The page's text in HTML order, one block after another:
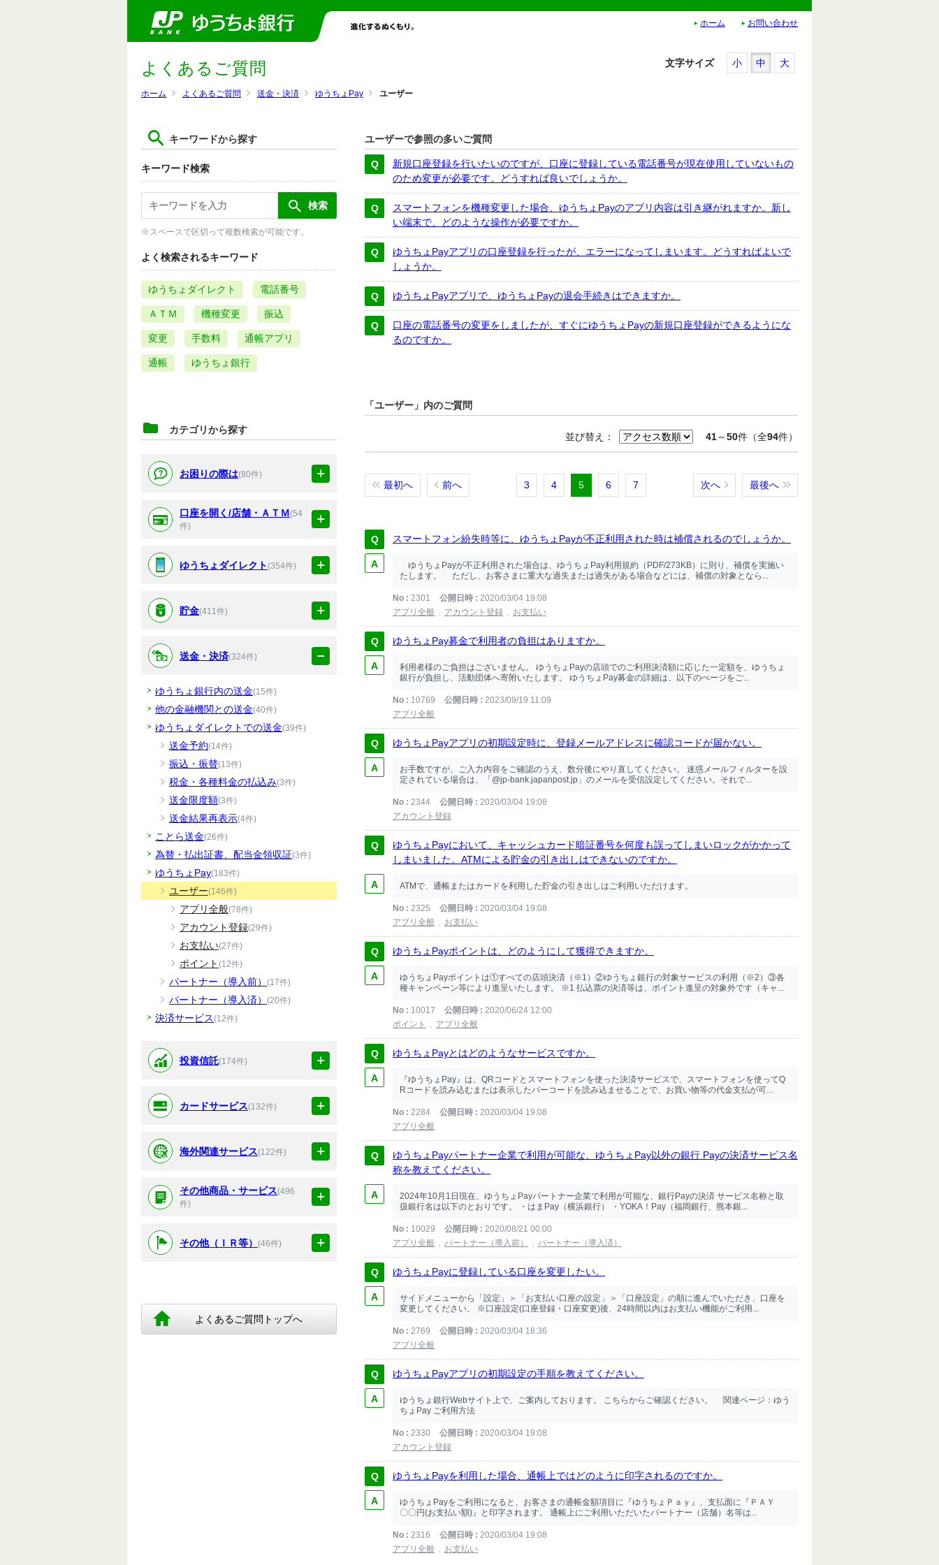
ホーム お問い合わせ
ホーム よくあるご質問 送金・決済 ゆうちょPay ユーザー
よくあるご質問
キーワードから探す
キーワード検索
※スペースで区切って複数検索が可能です。
よく検索されるキーワード
ゆうちょダイレクト 電話番号
ＡＴＭ 機種変更 振込
変更 手数料 通帳アプリ
通帳 ゆうちょ銀行
カテゴリから探す
お困りの際は(80件)
口座を開く/店舗・ＡＴＭ(54
件)
ゆうちょダイレクト(354件)
貯金(411件)
送金・決済(324件)
ゆうちょ銀行内の送金(15件)
他の金融機関との送金(40件)
ゆうちょダイレクトでの送金(39件)
送金予約(14件)
振込・振替(13件)
税金・各種料金の払込み(3件)
送金限度額(3件)
送金結果再表示(4件)
ことら送金(26件)
為替・払出証書、配当金領収証(3件)
ゆうちょPay(183件)
ユーザー(146件)
アプリ全般(78件)
アカウント登録(29件)
お支払い(27件)
ポイント (12件)
パートナー（導入前） (17件)
パートナー（導入済） (20件)
決済サービス(12件)
投資信託(174件)
カードサービス(132件)
海外関連サービス(122件)
その他商品・サービス(496
件)
その他（ＩＲ等） (46件)
よくあるご質問トップへ
文字サイズ 小 中 大
ユーザーで参照の多いご質問
新規口座登録を行いたいのですが、口座に登録している電話番号が現在使用していないもの
のため変更が必要です。どうすれば良いでしょうか。
スマートフォンを機種変更した場合、ゆうちょPayのアプリ内容は引き継がれますか。新し
い端末で、どのような操作が必要ですか。
ゆうちょPayアプリの口座登録を行ったが、エラーになってしまいます。どうすればよいで
しょうか。
ゆうちょPayアプリで、ゆうちょPayの退会手続きはできますか。
口座の電話番号の変更をしましたが、すぐにゆうちょPayの新規口座登録ができるようにな
るのですか。
「ユーザー」内のご質問
並び替え： 41～50件（全94件）
最初へ 前へ 3 4 5 6 7 次へ 最後へ
スマートフォン紛失時等に、ゆうちょPayが不正利用された時は補償されるのでしょうか。
ゆうちょPayが不正利用された場合は、ゆうちょPay利用規約（PDF/273KB）に則り、補償を実施い
たします。 ただし、お客さまに重大な過失または過失がある場合などには、補償の対象となら...
No 2301 公開日時
2020/03/04 19:08
アプリ全般
アカウント登録 お支払い
ゆうちょPay募金で利用者の負担はありますか。
利用者様のご負担はございません。 ゆうちょPayの店頭でのご利用決済額に応じた一定額を、ゆうちょ
銀行が負担し、活動団体へ寄附いたします。 ゆうちょPay募金の詳細は、以下のぺージをご...
No 10769 公開日時
2023/09/19 11:09
アプリ全般
ゆうちょPayアプリの初期設定時に、登録メールアドレスに確認コードが届かない。
お手数ですが、ご入力内容をご確認のうえ、数分後にやり直してください。 迷惑メールフィルターを設
定されている場合は、「@jp-bank.japanpost.jp」のメールを受信設定してください。それで...
No 2344 公開日時
2020/03/04 19:08
アカウント登録
ゆうちょPayにおいて、キャッシュカード暗証番号を何度も誤ってしまいロックがかかって
しまいました。ATMによる貯金の引き出しはできないのですか。
ATMで、通帳またはカードを利用した貯金の引き出しはご利用いただけます。
No 2325 公開日時
2020/03/04 19:08
アプリ全般
お支払い
ゆうちょPayポイントは、どのようにして獲得できますか。
ゆうちょPayポイントは①すべての店頭決済（※1）②ゆうちょ銀行の対象サービスの利用（※2）③各
種キャンペーン等により進呈いたします。 ※1 払込票の決済等は、ポイント進呈の対象外です（キャ...
No 10017 公開日時
2020/06/24 12:00
ポイント
アプリ全般
ゆうちょPayとはどのようなサービスですか。
『ゆうちょPay』は、QRコードとスマートフォンを使った決済サービスで、スマートフォンを使ってQ
Rコードを読み込むまたは表示したバーコードを読み込ませることで、お買い物等の代金支払が可...
No 2284 公開日時
2020/03/04 19:08
アプリ全般
ゆうちょPayパートナー企業で利用が可能な、ゆうちょPay以外の銀行 Payの決済サービス名
称を教えてください。
2024年10月1日現在、ゆうちょPayパートナー企業で利用が可能な、銀行Payの決済 サービス名称と取
扱銀行名は以下のとおりです。 ・はまPay（横浜銀行） ・YOKA！Pay（福岡銀行、熊本銀...
No 10029 公開日時
2020/08/21 00:00
アプリ全般
パートナー（導入前） パートナー（導入済）
ゆうちょPayに登録している口座を変更したい。
サイドメニューから「設定」＞「お支払い口座の設定」＞「口座設定」の順に進んでいただき、口座を
変更してください。 ※口座設定(口座登録・口座変更)後、24時間以内はお支払い機能がご利用...
No 2769 公開日時
2020/03/04 18:36
アプリ全般
ゆうちょPayアプリの初期設定の手順を教えてください。
ゆうちょ銀行Webサイト上で、ご案内しております。 こちらからご確認ください。 関連ページ：ゆう
ちょPay ご利用方法
No 2330 公開日時
2020/03/04 19:08
アカウント登録
ゆうちょPayを利用した場合、通帳上ではどのように印字されるのですか。
ゆうちょPayをご利用になると、お客さまの通帳金額項目に『ゆうちょＰａｙ』、支払面に『ＰＡＹ
〇〇円(お支払い額)』と印字されます。 通帳上にご利用いただいたパートナー（店舗）名等は...
No 2316 公開日時
2020/03/04 19:08
アプリ全般
お支払い